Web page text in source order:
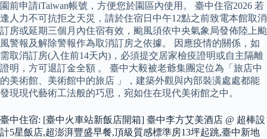
園前申請iTaiwan帳號，方便您於園區內使用。 臺中住宿2026 若
逢人力不可抗拒之天災，請於住宿日中午12點之前致電本館取消
訂房或延期三個月內住宿有效，颱風須依中央氣象局發佈陸上颱
風警報及解除警報作為取消訂房之依據。 因應疫情的關係，如
需取消訂房(入住前14天內)，必須提交居家檢疫證明或自主隔離
證明，方可退訂金全額 。 臺中大毅被老爺集團定位為「旅店中
的美術館、美術館中的旅店 」，建築外觀與內部裝潢處處都能
發現現代藝術工法般的巧思，宛如住在現代美術館之中。
臺中住宿: [臺中火車站新飯店開箱] 臺中李方艾美酒店 @ 超棒設
計5星飯店,超澎湃豐盛早餐,頂級質感標準房13坪起跳,臺中新地